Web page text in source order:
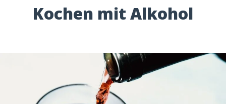
Kochen mit Alkohol